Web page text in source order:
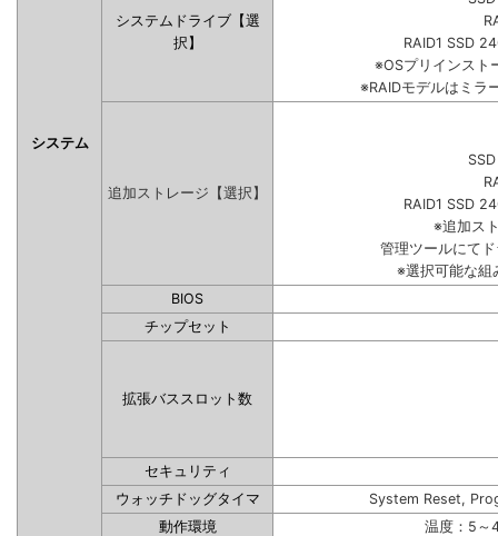
システム
システムドライブ【選
択】
RAID1 SSD
※OSプリインスト
※RAIDモデルはミラ
追加ストレージ【選択】
RAID1 SSD
※追加ス
管理ツールにて
※選択可能な組
BIOS
チップセット
拡張バススロット数
セキュリティ
ウォッチドッグタイマ
System Reset,
動作環境
温度：5～